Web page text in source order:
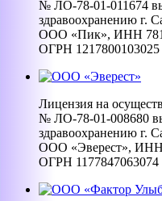
№ ЛО-78-01-011674
здравоохранению г.
ООО «Пик», ИНН
ОГРН 1217800103025
Лицензия на
№ ЛО-78-01-008680
здравоохранению г.
ООО «Эверест», ИНН
ОГРН 1177847063074